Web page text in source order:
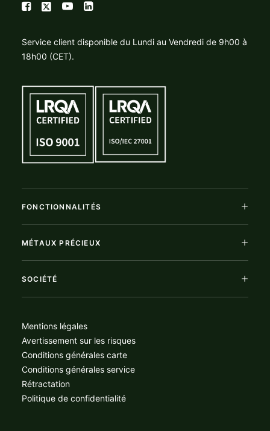
Service client disponible du Lundi au Vendredi de 9h00 à
18h00 (CET).
FONCTIONNALITÉS
MÉTAUX PRÉCIEUX
SOCIÉTÉ
Mentions légales
Avertissement sur les risques
Conditions générales carte
Conditions générales service
Rétractation
Politique de confidentialité